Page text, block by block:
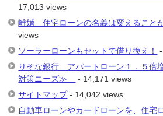
17,013 views
離婚 住宅ローンの名義は変えること
views
ソーラーローンもセットで借り換え！
りそな銀行 アパートローン１．５
対策ニーズ≫
- 14,171 views
サイトマップ- 14,042 views
自動車ローンやカードローンを、住宅